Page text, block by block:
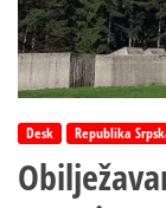
Desk Republika